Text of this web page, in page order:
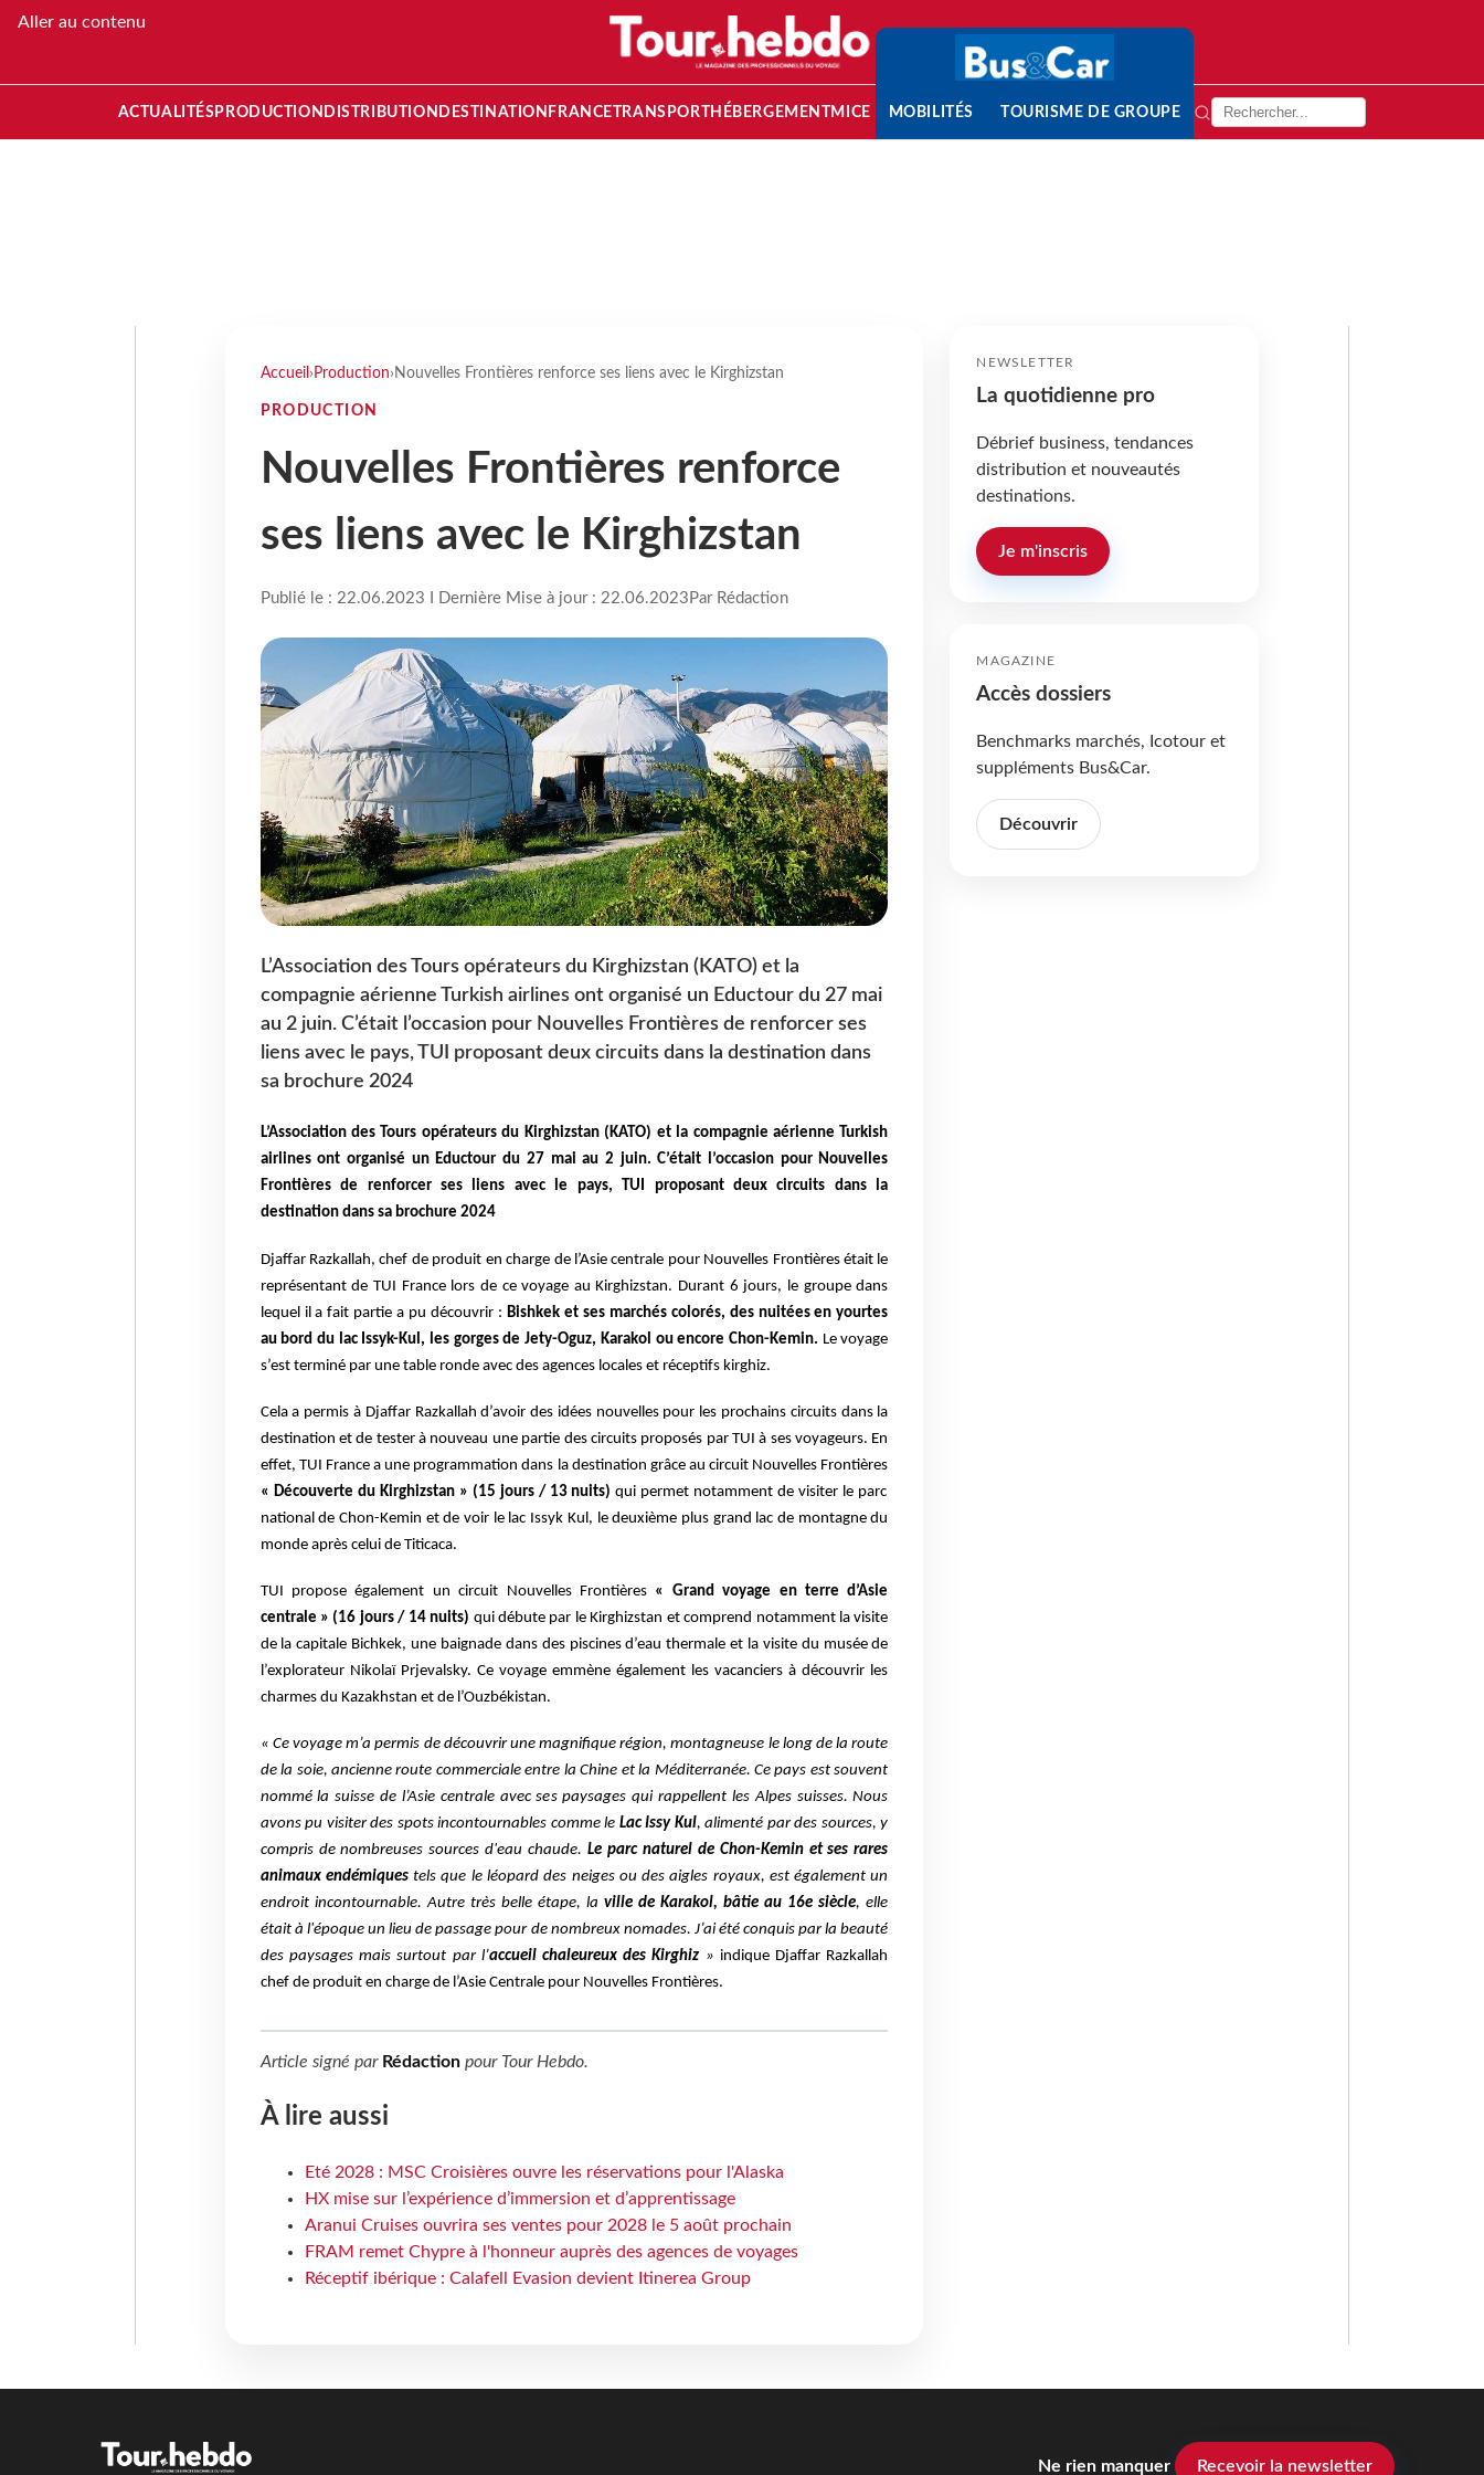
Aller au contenu
ACTUALITÉS PRODUCTION DISTRIBUTION DESTINATION FRANCETRANSPORT HÉBERGEMENTMICE MOBILITÉS TOURISME DE GROUPE
Accueil › Production› Nouvelles Frontières renforce ses liens avec le Kirghizstan
PRODUCTION
Nouvelles Frontières renforce
ses liens avec le Kirghizstan
Publié le : 22.06.2023 I Dernière Mise à jour : 22.06.2023 Par Rédaction
L’Association des Tours opérateurs du Kirghizstan (KATO) et la
compagnie aérienne Turkish airlines ont organisé un Eductour du 27 mai
au 2 juin. C’était l’occasion pour Nouvelles Frontières de renforcer ses
liens avec le pays, TUI proposant deux circuits dans la destination dans
sa brochure 2024
L’Association des Tours opérateurs du Kirghizstan (KATO) et la compagnie aérienne Turkish
airlines ont organisé un Eductour du 27 mai au 2 juin. C’était l’occasion pour Nouvelles
Frontières de renforcer ses liens avec le pays, TUI proposant deux circuits dans la
destination dans sa brochure 2024
Djaffar Razkallah, chef de produit en charge de l’Asie centrale pour Nouvelles Frontières était le
représentant de TUI France lors de ce voyage au Kirghizstan. Durant 6 jours, le groupe dans
lequel il a fait partie a pu découvrir : Bishkek et ses marchés colorés, des nuitées en yourtes
au bord du lac Issyk-Kul, les gorges de Jety-Oguz, Karakol ou encore Chon-Kemin. Le voyage
s’est terminé par une table ronde avec des agences locales et réceptifs kirghiz.
Cela a permis à Djaffar Razkallah d’avoir des idées nouvelles pour les prochains circuits dans la
destination et de tester à nouveau une partie des circuits proposés par TUI à ses voyageurs. En
effet, TUI France a une programmation dans la destination grâce au circuit Nouvelles Frontières
« Découverte du Kirghizstan » (15 jours / 13 nuits) qui permet notamment de visiter le parc
national de Chon-Kemin et de voir le lac Issyk Kul, le deuxième plus grand lac de montagne du
monde après celui de Titicaca.
TUI propose également un circuit Nouvelles Frontières « Grand voyage en terre d’Asie
centrale » (16 jours / 14 nuits) qui débute par le Kirghizstan et comprend notamment la visite
de la capitale Bichkek, une baignade dans des piscines d’eau thermale et la visite du musée de
l’explorateur Nikolaï Prjevalsky. Ce voyage emmène également les vacanciers à découvrir les
charmes du Kazakhstan et de l’Ouzbékistan.
« Ce voyage m’a permis de découvrir une magnifique région, montagneuse le long de la route
de la soie, ancienne route commerciale entre la Chine et la Méditerranée. Ce pays est souvent
nommé la suisse de l’Asie centrale avec ses paysages qui rappellent les Alpes suisses. Nous
avons pu visiter des spots incontournables comme le Lac Issy Kul, alimenté par des sources, y
compris de nombreuses sources d'eau chaude.Le parc naturel de Chon-Kemin et ses rares
animaux endémiquestels que le léopard des neiges ou des aigles royaux, est également un
endroit incontournable. Autre très belle étape, la ville de Karakol, bâtie au 16e siècle, elle
était à l'époque un lieu de passage pour de nombreux nomades. J’ai été conquis par la beauté
des paysages mais surtout par l’accueil chaleureux des Kirghiz » indique Djaffar Razkallah
chef de produit en charge de l’Asie Centrale pour Nouvelles Frontières.
Article signé par Rédactionpour Tour Hebdo.
À lire aussi
Eté 2028 : MSC Croisières ouvre les réservations pour l'Alaska
HX mise sur l’expérience d’immersion et d’apprentissage
Aranui Cruises ouvrira ses ventes pour 2028 le 5 août prochain
FRAM remet Chypre à l'honneur auprès des agences de voyages
Réceptif ibérique : Calafell Evasion devient Itinerea Group
NEWSLETTER
La quotidienne pro
Débrief business, tendances
distribution et nouveautés
destinations.
Je m'inscris
MAGAZINE
Accès dossiers
Benchmarks marchés, Icotour et
suppléments Bus&Car.
Découvrir
Ne rien manquer Recevoir la newsletter